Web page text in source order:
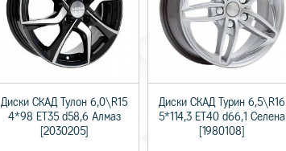
Диски СКАД Тулон 6,0\R15
4*98 ET35 d58,6 Алмаз
[2030205]
Диски СКАД Турин 6,5\R16
5*114,3 ET40 d66,1 Селена
[1980108]